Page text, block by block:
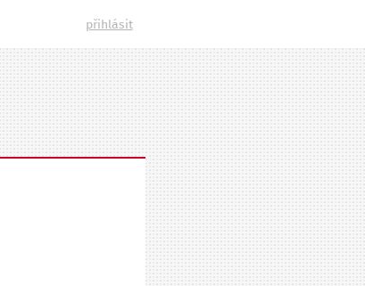
přihlásit